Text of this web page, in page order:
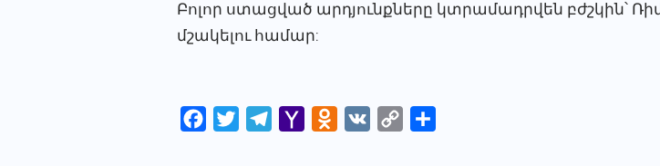
Բոլոր ստացված արդյունքները կտրամադրվեն բժշկին՝
մշակելու համար:
Facebook
Twitter Telegram
Yahoo
Odnoklassniki
VK
Copy